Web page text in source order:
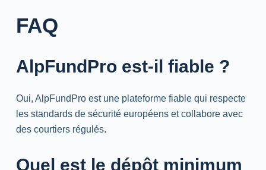
FAQ
AlpFundPro est-il fiable ?
Oui, AlpFundPro est une plateforme fiable qui respecte
les standards de sécurité européens et collabore avec
des courtiers régulés.
Quel est le dépôt minimum